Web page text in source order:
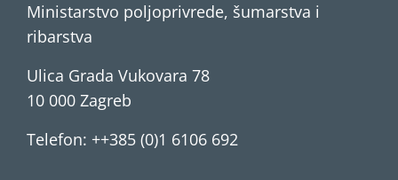
Ministarstvo poljoprivrede, šumarstva i
ribarstva
Ulica Grada Vukovara 78
10 000 Zagreb
Telefon: ++385 (0)1 6106 692